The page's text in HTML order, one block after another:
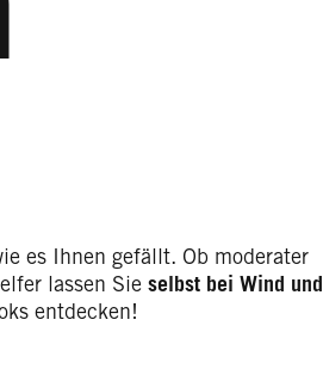
es Ihnen gefällt. Ob moderater
lassen Sie selbst bei Wind und
entdecken!